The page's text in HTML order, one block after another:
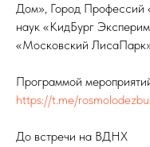
Дом», Город Профессий
наук «КидБург
«Московский
Программой
https://t.me/
До встречи на ВДНХ